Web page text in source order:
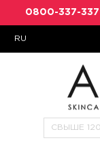
0800-337-337
RU